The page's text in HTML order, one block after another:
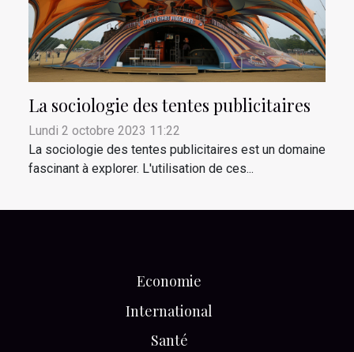
La sociologie des tentes publicitaires
Lundi 2 octobre 2023 11:22
La sociologie des tentes publicitaires est un domaine
fascinant à explorer. L'utilisation de ces...
Economie
International
Santé